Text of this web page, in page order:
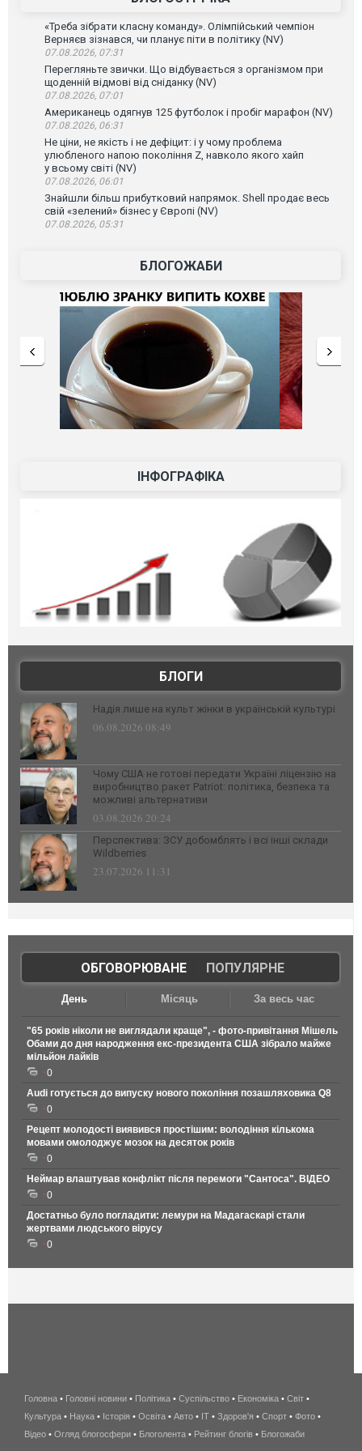
«Треба зібрати класну команду». Олімпійський чемпіон
Верняєв зізнався, чи планує піти в політику (NV)
07.08.2026, 07:31
Перегляньте звички. Що відбувається з організмом при
щоденній відмові від сніданку (NV)
07.08.2026, 07:01
Американець одягнув 125 футболок і пробіг марафон (NV)
07.08.2026, 06:31
Не ціни, не якість і не дефіцит: і у чому проблема
улюбленого напою покоління Z, навколо якого хайп
у всьому світі (NV)
07.08.2026, 06:01
Знайшли більш прибутковий напрямок. Shell продає весь
свій «зелений» бізнес у Європі (NV)
07.08.2026, 05:31
БЛОГОЖАБИ
ІНФОГРАФІКА
БЛОГИ
Надія лише на культ жінки в українській культурі
06.08.2026 08:49
Чому США не готові передати Україні ліцензію на
виробництво ракет Patriot: політика, безпека та
можливі альтернативи
03.08.2026 20:24
Перспектива: ЗСУ добомблять і всі інші склади
Wildberries
23.07.2026 11:31
ОБГОВОРЮВАНЕ| ПОПУЛЯРНЕ
День Місяць За весь час
"65 років ніколи не виглядали краще", - фото-привітання Мішель
Обами до дня народження екс-президента США зібрало майже
мільйон лайків
0
Audi готується до випуску нового покоління позашляховика Q8
0
Рецепт молодості виявився простішим: володіння кількома
мовами омолоджує мозок на десяток років
0
Неймар влаштував конфлікт після перемоги "Сантоса". ВІДЕО
0
Достатньо було погладити: лемури на Мадагаскарі стали
жертвами людського вірусу
0
беспроводной
интернет
киев
Головна • Головні новини • Політика • Суспільство • Економіка • Світ •
Культура • Наука • Історія • Освіта • Авто • IT • Здоров'я • Спорт • Фото •
Відео • Огляд блогосфери • Блоголента • Рейтинг блогів • Блогожаби